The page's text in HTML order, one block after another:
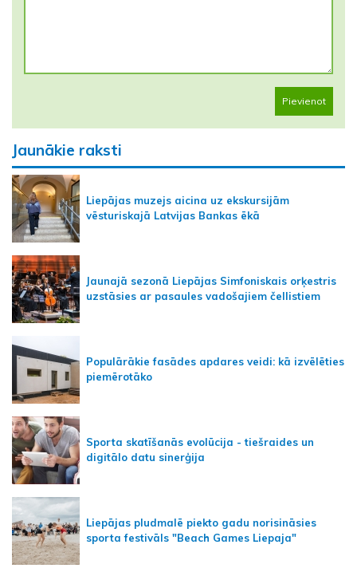
Pievienot
Jaunākie raksti
Liepājas muzejs aicina uz ekskursijām
vēsturiskajā Latvijas Bankas ēkā
Jaunajā sezonā Liepājas Simfoniskais orķestris
uzstāsies ar pasaules vadošajiem čellistiem
Populārākie fasādes apdares veidi: kā izvēlēties
piemērotāko
Sporta skatīšanās evolūcija - tiešraides un
digitālo datu sinerģija
Liepājas pludmalē piekto gadu norisināsies
sporta festivāls "Beach Games Liepaja"